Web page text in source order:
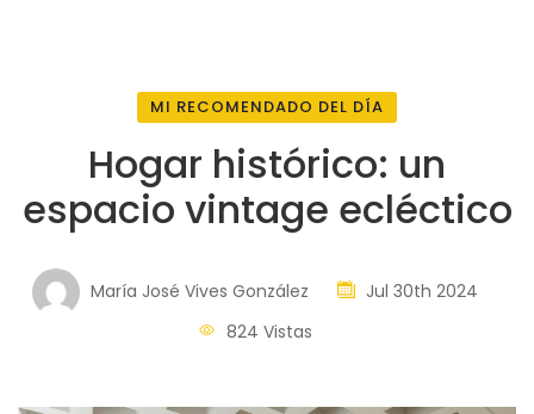
MI RECOMENDADO DEL DÍA
Hogar histórico: un
espacio vintage ecléctico
María José Vives González
Jul 30th 2024
824 Vistas